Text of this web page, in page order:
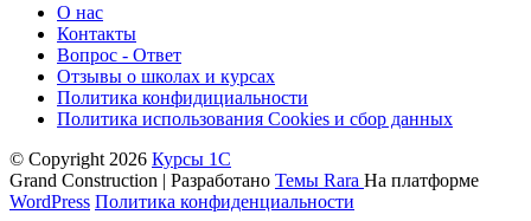
О нас
Контакты
Вопрос - Ответ
Отзывы о школах и курсах
Политика конфидициальности
Политика использования Cookies и сбор данных
© Copyright 2026 Курсы 1С
Grand Construction | Разработано Темы Rara На платформе
WordPress Политика конфиденциальности